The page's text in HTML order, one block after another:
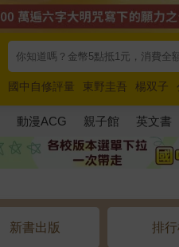
國中自修評量 東野圭吾 楊双子
唯紅花綻放
奧德賽 路邊攤新作
動漫ACG 親子館 英文書
新書出版 排